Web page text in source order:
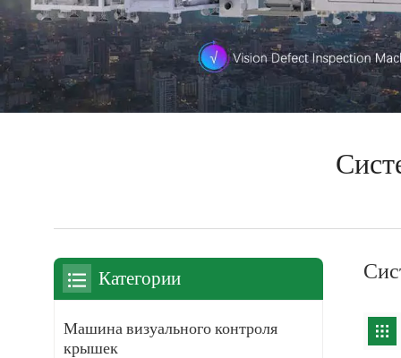
Категории
Машина визуального контроля
крышек